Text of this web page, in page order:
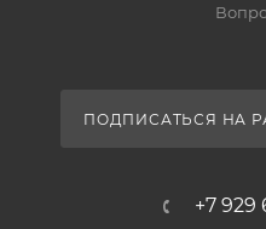
ПОДПИСАТЬСЯ НА
+7 929